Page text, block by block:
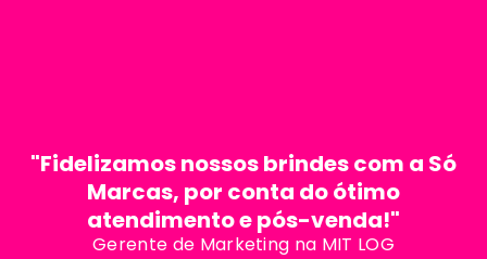
"Fidelizamos nossos brindes com a Só
Marcas, por conta do ótimo
atendimento e pós-venda!"
Gerente de Marketing na MIT LOG